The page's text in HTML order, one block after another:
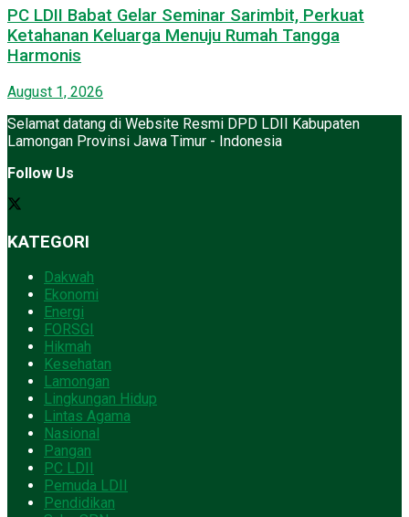
PC LDII Babat Gelar Seminar Sarimbit, Perkuat
Ketahanan Keluarga Menuju Rumah Tangga
Harmonis
August 1, 2026
Selamat datang di Website Resmi DPD LDII Kabupaten
Lamongan Provinsi Jawa Timur - Indonesia
Follow Us
KATEGORI
Dakwah
Ekonomi
Energi
FORSGI
Hikmah
Kesehatan
Lamongan
Lingkungan Hidup
Lintas Agama
Nasional
Pangan
PC LDII
Pemuda LDII
Pendidikan